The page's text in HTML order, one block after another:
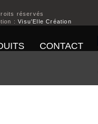
CONTACT
réservés
:Visu’Elle Création